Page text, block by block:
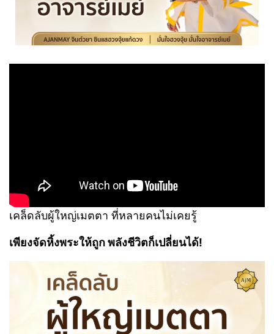
เคล็ดลับผู้ใหญ่เมตตา ที่หลายคนไม่เคยรู้
เพียงจัดหิ้งพระให้ถูก พลังชีวิตก็เปลี่ยนได้!